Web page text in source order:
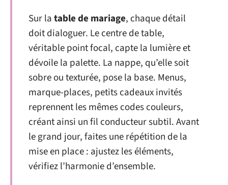
Sur latable de mariage, chaque détail
doit dialoguer. Le centre de table,
véritable point focal, capte la lumière et
dévoile la palette. La nappe, qu’elle soit
sobre ou texturée, pose la base. Menus,
marque-places, petits cadeaux invités
reprennent les mêmes codes couleurs,
créant ainsi un fil conducteur subtil. Avant
le grand jour, faites une répétition de la
mise en place : ajustez les éléments,
vérifiez l’harmonie d’ensemble.